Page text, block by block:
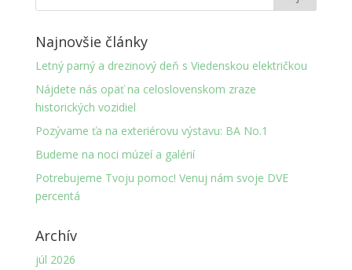
Najnovšie články
Letný parný a drezinový deň s Viedenskou električkou
Nájdete nás opäť na celoslovenskom zraze
historických vozidiel
Pozývame ťa na exteriérovu výstavu: BA No.1
Budeme na noci múzeí a galérií
Potrebujeme Tvoju pomoc! Venuj nám svoje DVE
percentá
Archív
júl 2026